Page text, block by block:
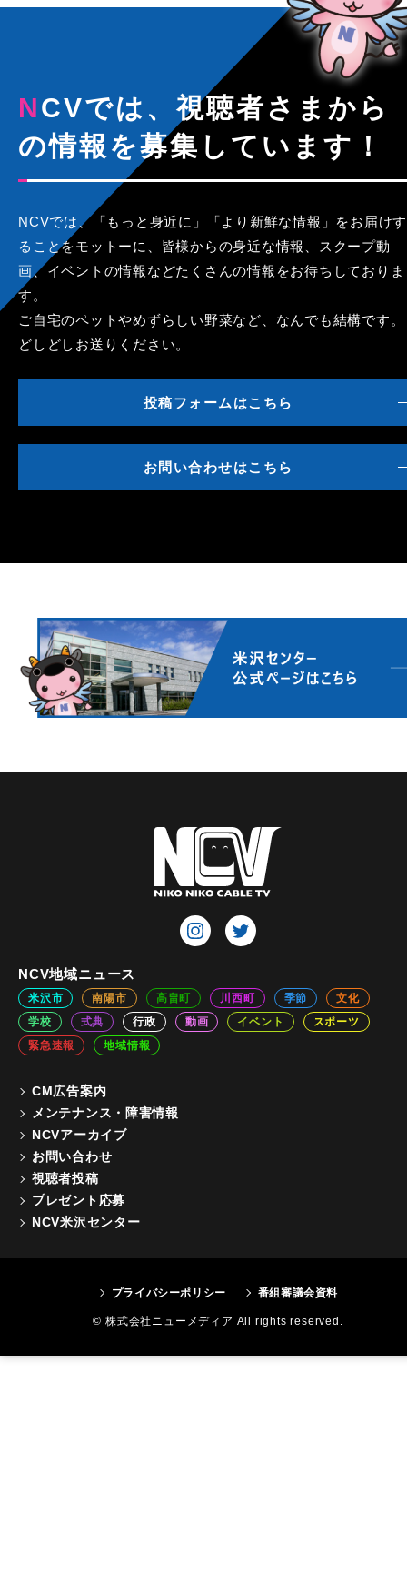
NCVでは、視聴者さまから
の情報を募集しています！
NCVでは、「もっと身近に」「より新鮮な情報」をお届けす
ることをモットーに、皆様からの身近な情報、スクープ動
画、イベントの情報などたくさんの情報をお待ちしておりま
す。
ご自宅のペットやめずらしい野菜など、なんでも結構です。
どしどしお送りください。
投稿フォームはこちら
お問い合わせはこちら
NCV地域ニュース
米沢市 南陽市 高畠町 川西町 季節
文化
学校
式典 行政 動画 イベント
スポーツ
緊急速報
地域情報
CM広告案内
メンテナンス・障害情報
NCVアーカイブ
お問い合わせ
視聴者投稿
プレゼント応募
NCV米沢センター
プライバシーポリシー 番組審議会資料
© 株式会社ニューメディア All rights reserved.